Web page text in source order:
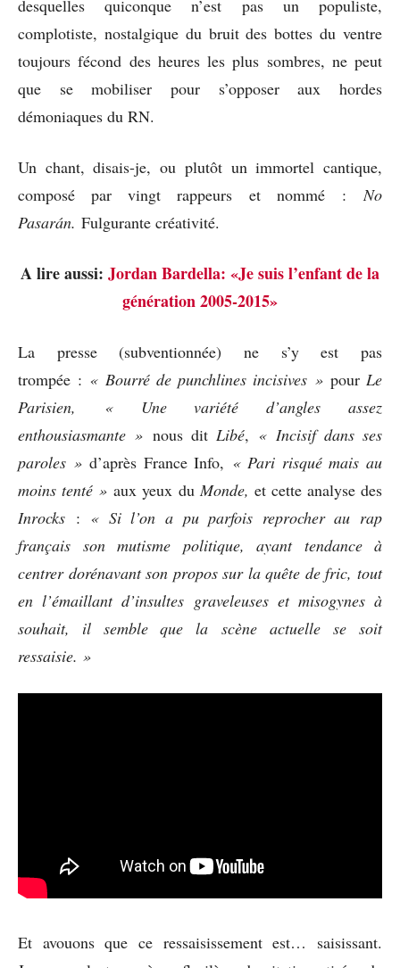
desquelles quiconque n’est pas un populiste,
complotiste, nostalgique du bruit des bottes du ventre
toujours fécond des heures les plus sombres, ne peut
que se mobiliser pour s’opposer aux hordes
démoniaques du RN.
Un chant, disais-je, ou plutôt un immortel cantique,
composé par vingt rappeurs et nommé : No
Pasarán. Fulgurante créativité.
A lire aussi: Jordan Bardella: «Je suis l’enfant de la
génération 2005-2015»
La presse (subventionnée) ne s’y est pas
trompée : « Bourré de punchlines incisives »pour Le
Parisien,
« Une variété d’angles assez
enthousiasmante » nous dit Libé, « Incisif dans ses
paroles »d’après France Info, « Pari risqué mais au
moins tenté » aux yeux du Monde, et cette analyse des
Inrocks : « Si l’on a pu parfois reprocher au rap
français son mutisme politique, ayant tendance à
centrer dorénavant son propos sur la quête de fric, tout
en l’émaillant d’insultes graveleuses et misogynes à
souhait, il semble que la scène actuelle se soit
ressaisie. »
Et avouons que ce ressaisissement est… saisissant.